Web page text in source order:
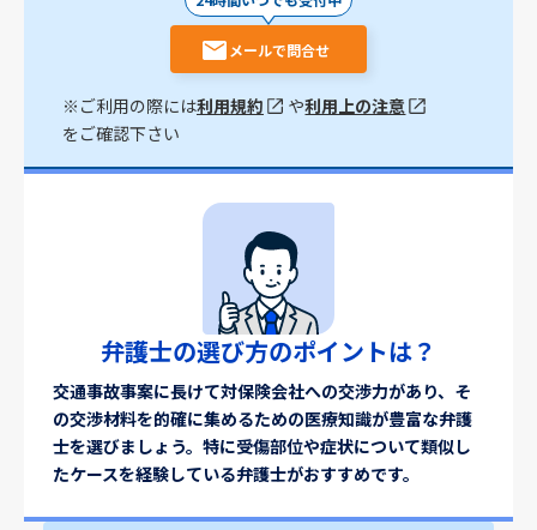
メールで問合せ
※ご利用の際には利用規約 や利用上の注意
をご確認下さい
弁護士の選び方のポイントは？
交通事故事案に長けて対保険会社への交渉力があり、そ
の交渉材料を的確に集めるための医療知識が豊富な弁護
士を選びましょう。特に受傷部位や症状について類似し
たケースを経験している弁護士がおすすめです。